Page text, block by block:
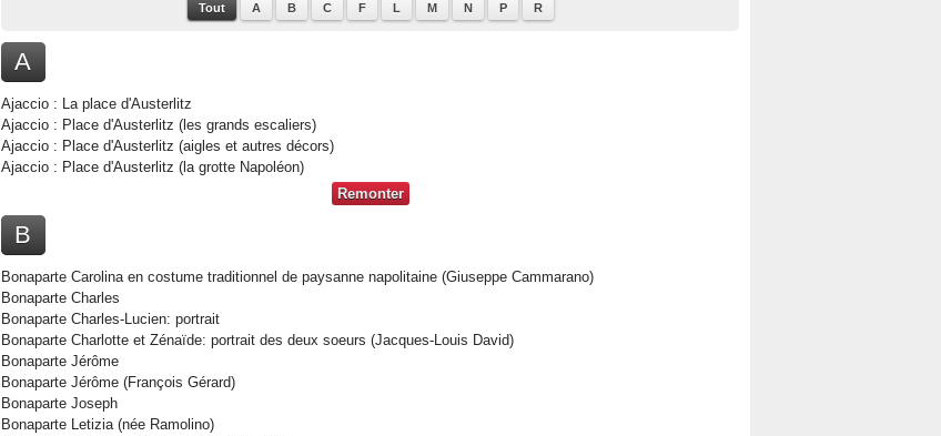
Tout A B C F L M N P R
A
Ajaccio : La place d'Austerlitz
Ajaccio : Place d'Austerlitz (les grands escaliers)
Ajaccio : Place d'Austerlitz (aigles et autres décors)
Ajaccio : Place d'Austerlitz (la grotte Napoléon)
Remonter
B
Bonaparte Carolina en costume traditionnel de paysanne napolitaine (Giuseppe Cammarano)
Bonaparte Charles
Bonaparte Charles-Lucien: portrait
Bonaparte Charlotte et Zénaïde: portrait des deux soeurs (Jacques-Louis David)
Bonaparte Jérôme
Bonaparte Jérôme (François Gérard)
Bonaparte Joseph
Bonaparte Letizia (née Ramolino)